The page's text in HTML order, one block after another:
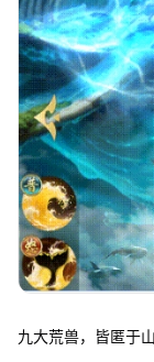
九大荒兽，皆匿于